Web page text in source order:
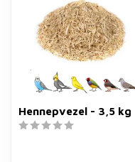
Hennepvezel - 3,5 kg